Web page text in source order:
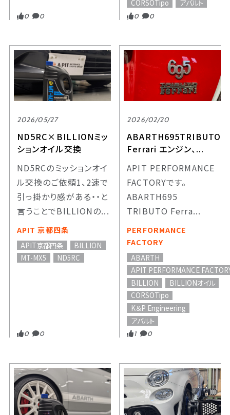
0 0
CORSOTipo
アバルト
0 0
2026/05/27
ND5RC×BILLIONミッ
ションオイル交換
ND5RCのミッションオイ
ル交換のご依頼1、2速で
引っ掛かり感がある・・と
言うことでBILLIONの...
APIT 京都四条
APIT京都四条
BILLION
MT-MX5
ND5RC
0 0
2026/02/20
ABARTH695TRIBUTO
Ferrari エンジン、...
APIT PERFORMANCE
FACTORYです。
ABARTH695
TRIBUTO Ferra...
PERFORMANCE
FACTORY
ABARTH
APIT PERFORMANCE
BILLION
BILLIONオイル
CORSOTipo
K＆P Engineering
アバルト
1 0